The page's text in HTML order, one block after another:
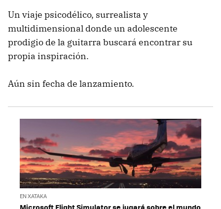
Un viaje psicodélico, surrealista y
multidimensional donde un adolescente
prodigio de la guitarra buscará encontrar su
propia inspiración.
Aún sin fecha de lanzamiento.
EN XATAKA